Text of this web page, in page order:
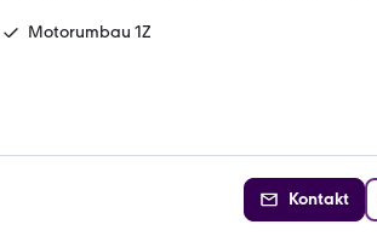
Motorumbau 1Z
Kontakt